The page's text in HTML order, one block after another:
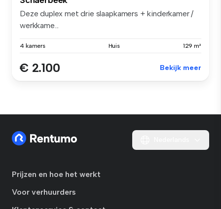
Deze duplex met drie slaapkamers + kinderkamer /
werkkame...
4 kamers Huis 129 m²
€ 2.100 Bekijk meer
Prijzen en hoe het werkt
Voor verhuurders